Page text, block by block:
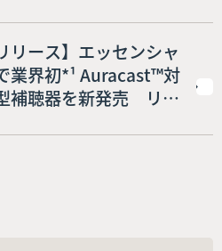
！ 外出を阻む壁は「足
はない！？ 約17%が
低下」も不安要素に挙
リース】エッセンシャ
業界初*¹ Auracast™対
補聴器を新発売 リサ